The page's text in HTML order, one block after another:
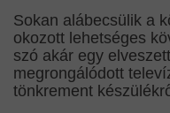
Sokan alábecsülik a
okozott lehetséges
szó akár egy
megrongálódott
tönkrement